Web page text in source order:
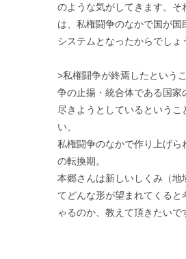
のような気がしてきます。そ
は、私権闘争のなかで国が国
システムとなったからでしょ
>私権闘争が終焉したという
争の止揚・統合体である国家
尽きようとしているというこ
い。
私権闘争のなかで作り上げら
の転換期。
本郷さんは新しいしくみ（地
てどんな形が望まれてくると
ゃるのか、教えて頂きたい